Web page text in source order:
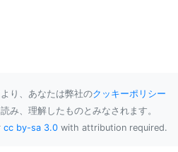
り、あなたは弊社のクッキーポリシー
み、理解したものとみなされます。
cc by-sa 3.0 with attribution required.